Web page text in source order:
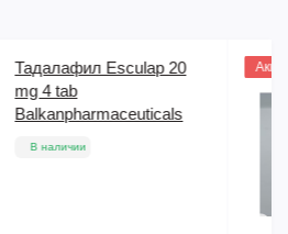
Пептид CJC-1295 (2
В наличии